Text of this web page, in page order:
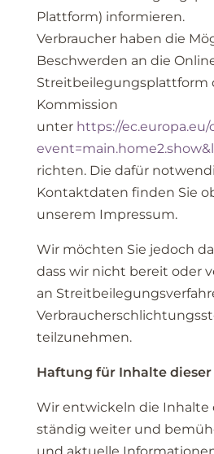
Plattform) informieren.
Verbraucher haben die
Beschwerden an die
Streitbeilegungsplattform
Kommission
unter https://
richten. Die dafür
Kontaktdaten finden Sie
unserem Impressum.
Wir möchten Sie jedoch
dass wir nicht bereit oder
an
teilzunehmen.
Haftung für Inhalte dieser
Wir entwickeln die Inhalte
ständig weiter und